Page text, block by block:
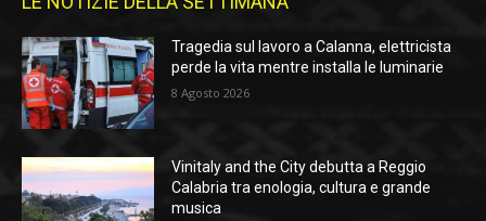
Tragedia sul lavoro a Calanna, elettricista
perde la vita mentre installa le luminarie
8 Agosto 2026
Vinitaly and the City debutta a Reggio
Calabria tra enologia, cultura e grande
musica